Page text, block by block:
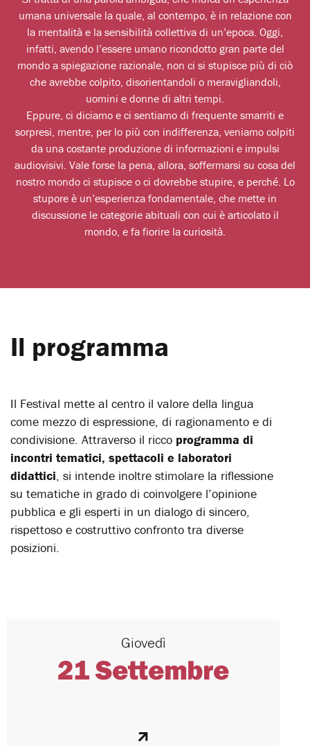
umana universale la quale, al contempo, è in relazione con
la mentalità e la sensibilità collettiva di un’epoca. Oggi,
infatti, avendo l’essere umano ricondotto gran parte del
mondo a spiegazione razionale, non ci si stupisce più di ciò
che avrebbe colpito, disorientandoli o meravigliandoli,
uomini e donne di altri tempi.
Eppure, ci diciamo e ci sentiamo di frequente smarriti e
sorpresi, mentre, per lo più con indifferenza, veniamo colpiti
da una costante produzione di informazioni e impulsi
audiovisivi. Vale forse la pena, allora, soffermarsi su cosa del
nostro mondo ci stupisce o ci dovrebbe stupire, e perché. Lo
stupore è un’esperienza fondamentale, che mette in
discussione le categorie abituali con cui è articolato il
mondo, e fa fiorire la curiosità.
Il programma
Il Festival mette al centro il valore della lingua
come mezzo di espressione, di ragionamento e di
condivisione. Attraverso il ricco programma di
incontri tematici, spettacoli e laboratori
didattici, si intende inoltre stimolare la riflessione
su tematiche in grado di coinvolgere l’opinione
pubblica e gli esperti in un dialogo di sincero,
rispettoso e costruttivo confronto tra diverse
posizioni.
Giovedì
21 Settembre